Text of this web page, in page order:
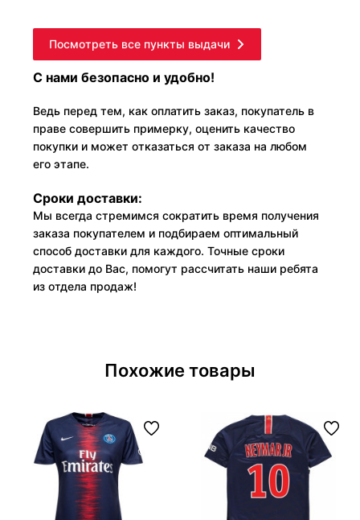
Посмотреть все пункты выдачи
С нами безопасно и удобно!
Ведь перед тем, как оплатить заказ, покупатель в
праве совершить примерку, оценить качество
покупки и может отказаться от заказа на любом
его этапе.
Сроки доставки:
Мы всегда стремимся сократить время получения
заказа покупателем и подбираем оптимальный
способ доставки для каждого. Точные сроки
доставки до Вас, помогут рассчитать наши ребята
из отдела продаж!
Похожие товары